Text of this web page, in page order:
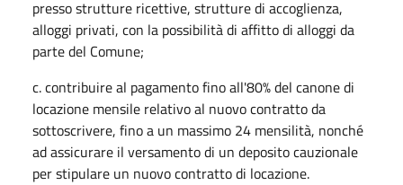
presso strutture ricettive, strutture di accoglienza,
alloggi privati, con la possibilità di affitto di alloggi da
parte del Comune;
c. contribuire al pagamento fino all'80% del canone di
locazione mensile relativo al nuovo contratto da
sottoscrivere, fino a un massimo 24 mensilità, nonché
ad assicurare il versamento di un deposito cauzionale
per stipulare un nuovo contratto di locazione.